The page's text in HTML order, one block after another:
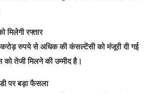
मिलेगी रफ्तार
करोड़ रुपये से अधिक की कंसल्टेंसी को मंजूरी दी गई
तेजी मिलने की उम्मीद है।
पर बड़ा फैसला